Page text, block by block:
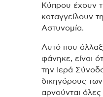
Κύπρου έχουν
καταγγείλουν
Αστυνομία.
Αυτό που
φάνηκε, είναι
την Ιερά
δικηγόρους
αρνούνται όλες